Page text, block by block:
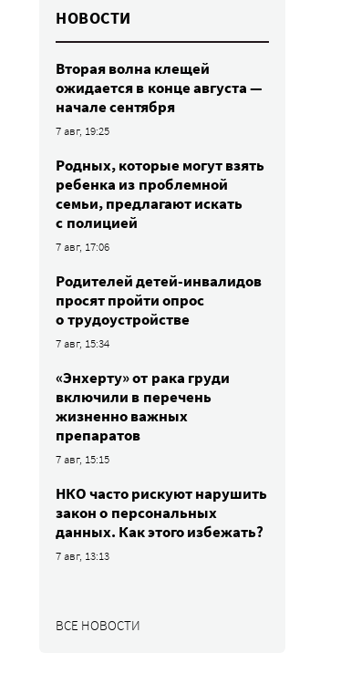
НОВОСТИ
Вторая волна клещей
ожидается в конце августа —
начале сентября
7 авг, 19:25
Родных, которые могут взять
ребенка из проблемной
семьи, предлагают искать
с полицией
7 авг, 17:06
Родителей детей-инвалидов
просят пройти опрос
о трудоустройстве
7 авг, 15:34
«Энхерту» от рака груди
включили в перечень
жизненно важных
препаратов
7 авг, 15:15
НКО часто рискуют нарушить
закон о персональных
данных. Как этого избежать?
7 авг, 13:13
ВСЕ НОВОСТИ